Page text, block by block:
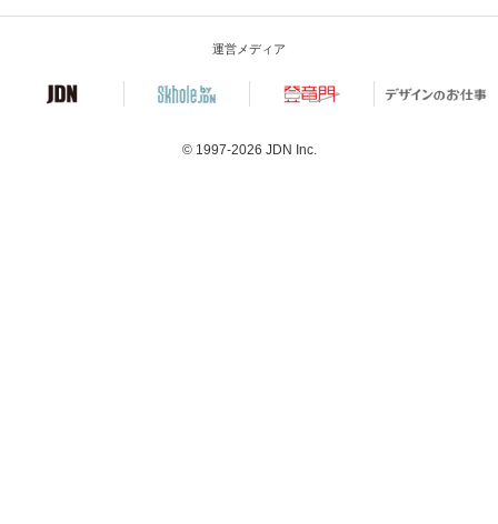
運営メディア
© 1997-2026 JDN Inc.